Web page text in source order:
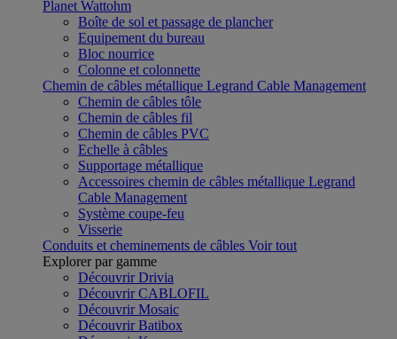
Planet Wattohm
Boîte de sol et passage de plancher
Equipement du bureau
Bloc nourrice
Colonne et colonnette
Chemin de câbles métallique Legrand Cable Management
Chemin de câbles tôle
Chemin de câbles fil
Chemin de câbles PVC
Echelle à câbles
Supportage métallique
Accessoires chemin de câbles métallique Legrand
Cable Management
Système coupe-feu
Visserie
Conduits et cheminements de câbles Voir tout
Explorer par gamme
Découvrir Drivia
Découvrir CABLOFIL
Découvrir Mosaic
Découvrir Batibox